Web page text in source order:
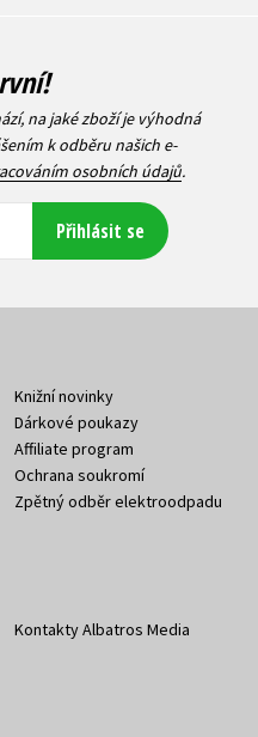
na jaké zboží je výhodná
k odběru našich e-
osobních údajů.
Přihlásit se
Knižní novinky
Dárkové poukazy
Affiliate program
Ochrana soukromí
Zpětný odběr elektroodpadu
Kontakty Albatros Media